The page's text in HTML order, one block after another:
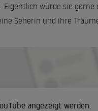
würde sie
Seherin und ihre
angezeigt werden.